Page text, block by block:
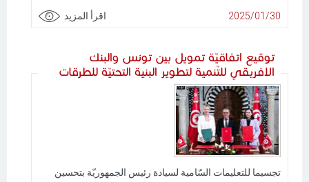
2025/01/30 اقرأ المزيد
توقيع اتفاقيّة تمويل بين تونس والبنك
الافريقي للتّنمية لتطوير البنية التحتيّة للطرقات
تجسيما للتعليمات السّامية لسيادة رئيس الجمهوريّة بتحسين